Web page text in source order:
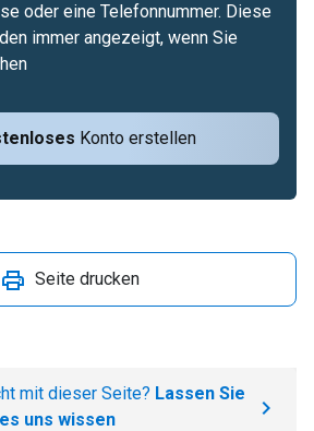
Konto erstellen
oder eine Telefonnummer. Diese
immer angezeigt, wenn Sie
Seite drucken
mit dieser Seite? Lassen Sie
es uns wissen